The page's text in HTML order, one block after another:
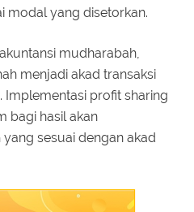
modal yang disetorkan.
mudharabah,
menjadi akad transaksi
Implementasi profit sharing
bagi hasil akan
sesuai dengan akad